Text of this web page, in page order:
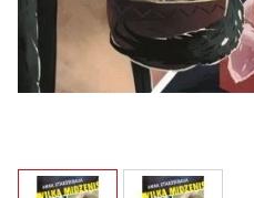
View larger image
View